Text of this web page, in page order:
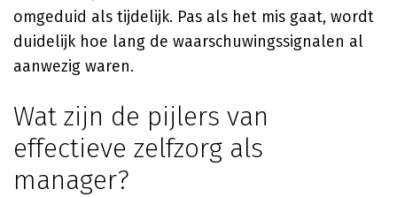
omgeduid als tijdelijk. Pas als het mis gaat, wordt
duidelijk hoe lang de waarschuwingssignalen al
aanwezig waren.
Wat zijn de pijlers van
effectieve zelfzorg als
manager?